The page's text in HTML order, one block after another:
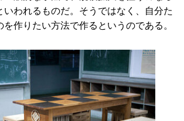
いわれるものだ。そうではなく、自分た
作りたい方法で作るというのである。